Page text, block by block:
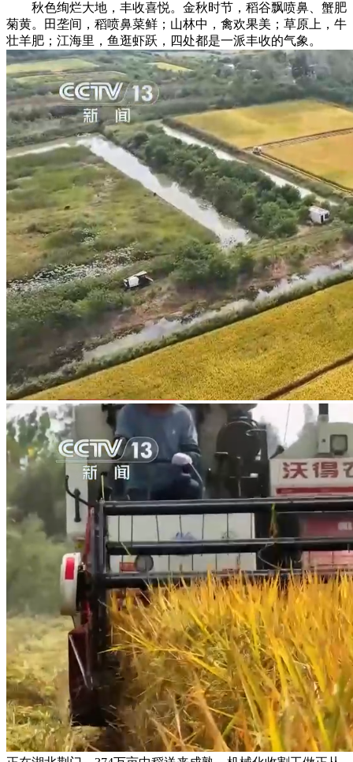
秋色绚烂大地，丰收喜悦。金秋时节，稻谷飘喷鼻、蟹肥
菊黄。田垄间，稻喷鼻菜鲜；山林中，禽欢果美；草原上，牛
壮羊肥；江海里，鱼逛虾跃，四处都是一派丰收的气象。